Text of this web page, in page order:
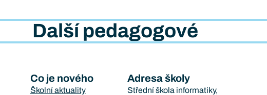
Další pedagogové
Co je nového
Školní aktuality
Adresa školy
Střední škola informatiky,